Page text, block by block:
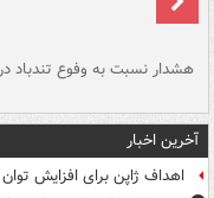
هشدار نسبت به وفوع تندباد
آخرین اخبار
اهداف ژاپن برای افزایش